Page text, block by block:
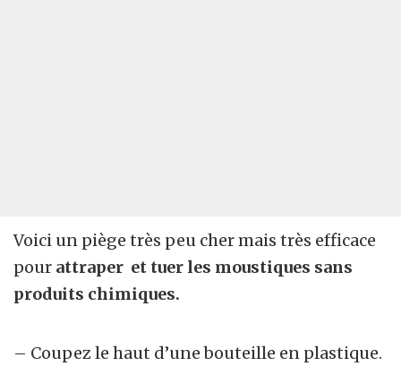
Voici un piège très peu cher mais très efficace
pour attraper et tuer les moustiques sans
produits chimiques.
– Coupez le haut d’une bouteille en plastique.